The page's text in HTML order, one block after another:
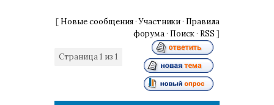
[ Новые сообщения ·Участники · Правила
форума · Поиск · RSS ]
Страница1 из 1